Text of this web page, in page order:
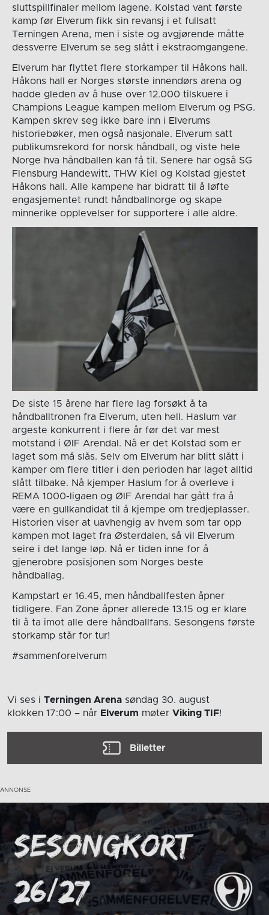
sluttspillfinaler mellom lagene. Kolstad vant første
kamp før Elverum fikk sin revansj i et fullsatt
Terningen Arena, men i siste og avgjørende måtte
dessverre Elverum se seg slått i ekstraomgangene.
Elverum har flyttet flere storkamper til Håkons hall.
Håkons hall er Norges største innendørs arena og
hadde gleden av å huse over 12.000 tilskuere i
Champions League kampen mellom Elverum og PSG.
Kampen skrev seg ikke bare inn i Elverums
historiebøker, men også nasjonale. Elverum satt
publikumsrekord for norsk håndball, og viste hele
Norge hva håndballen kan få til. Senere har også SG
Flensburg Handewitt, THW Kiel og Kolstad gjestet
Håkons hall. Alle kampene har bidratt til å løfte
engasjementet rundt håndballnorge og skape
minnerike opplevelser for supportere i alle aldre.
De siste 15 årene har flere lag forsøkt å ta
håndballtronen fra Elverum, uten hell. Haslum var
argeste konkurrent i flere år før det var mest
motstand i ØIF Arendal. Nå er det Kolstad som er
laget som må slås. Selv om Elverum har blitt slått i
kamper om flere titler i den perioden har laget alltid
slått tilbake. Nå kjemper Haslum for å overleve i
REMA 1000-ligaen og ØIF Arendal har gått fra å
være en gullkandidat til å kjempe om tredjeplasser.
Historien viser at uavhengig av hvem som tar opp
kampen mot laget fra Østerdalen, så vil Elverum
seire i det lange løp. Nå er tiden inne for å
gjenerobre posisjonen som Norges beste
håndballag.
Kampstart er 16.45, men håndballfesten åpner
tidligere. Fan Zone åpner allerede 13.15 og er klare
til å ta imot alle dere håndballfans. Sesongens første
storkamp står for tur!
#sammenforelverum
Vi ses i Terningen Arena søndag 30. august
klokken 17:00 – når Elverum møter Viking TIF!
Billetter